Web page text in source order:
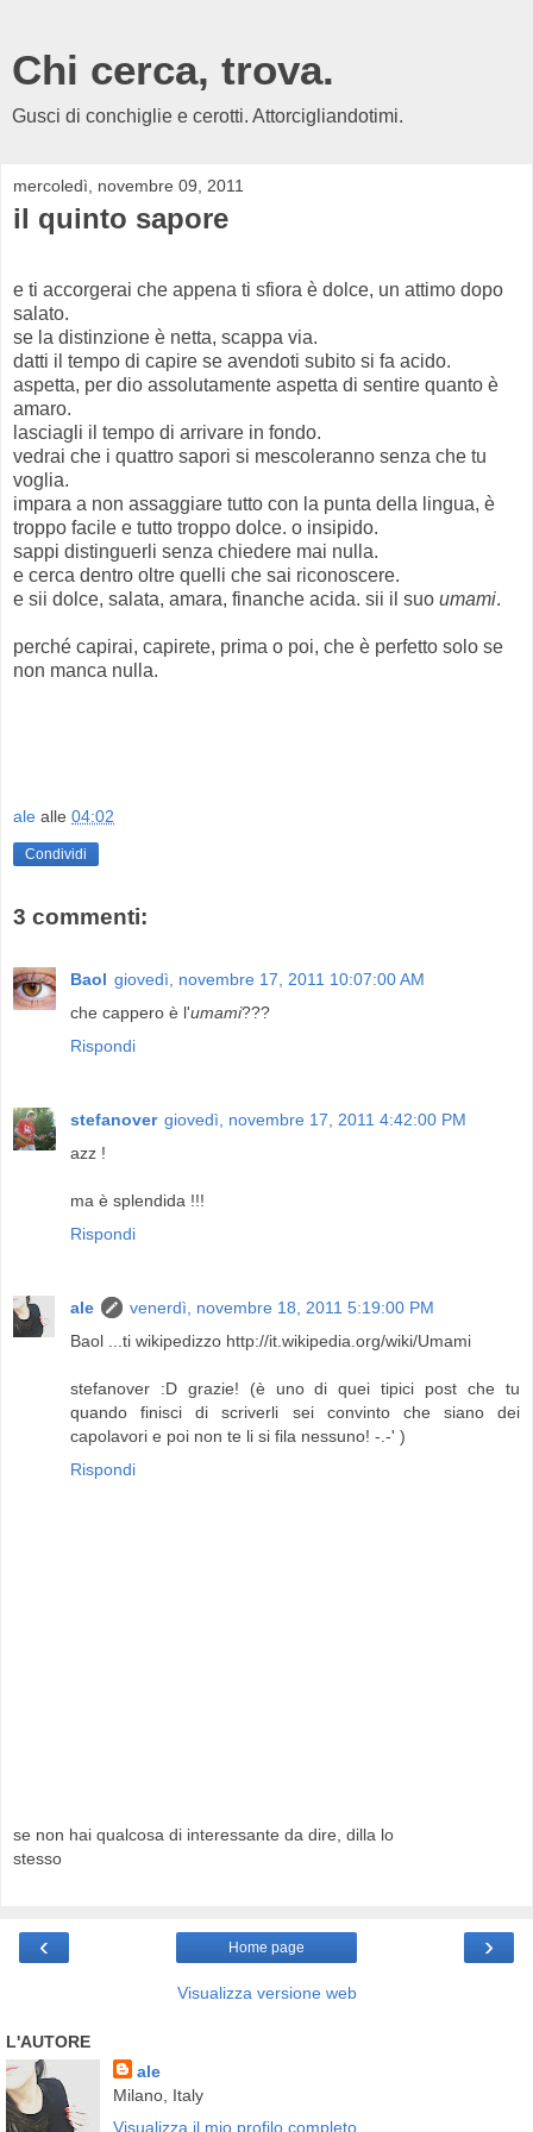
Chi cerca, trova.
Gusci di conchiglie e cerotti. Attorcigliandotimi.
mercoledì, novembre 09, 2011
il quinto sapore
e ti accorgerai che appena ti sfiora è dolce, un attimo dopo
salato.
se la distinzione è netta, scappa via.
datti il tempo di capire se avendoti subito si fa acido.
aspetta, per dio assolutamente aspetta di sentire quanto è
amaro.
lasciagli il tempo di arrivare in fondo.
vedrai che i quattro sapori si mescoleranno senza che tu
voglia.
impara a non assaggiare tutto con la punta della lingua, è
troppo facile e tutto troppo dolce. o insipido.
sappi distinguerli senza chiedere mai nulla.
e cerca dentro oltre quelli che sai riconoscere.
e sii dolce, salata, amara, finanche acida. sii il suo umami.
perché capirai, capirete, prima o poi, che è perfetto solo se
non manca nulla.
ale alle 04:02
Condividi
3 commenti:
Baol giovedì, novembre 17, 2011 10:07:00 AM
che cappero è l'umami???
Rispondi
stefanover giovedì, novembre 17, 2011 4:42:00 PM
azz !
ma è splendida !!!
Rispondi
ale
venerdì, novembre 18, 2011 5:19:00 PM
Baol ...ti wikipedizzo http://it.wikipedia.org/wiki/Umami
stefanover :D grazie! (è uno di quei tipici post che tu
quando finisci di scriverli sei convinto che siano dei
capolavori e poi non te li si fila nessuno! -.-' )
Rispondi
se non hai qualcosa di interessante da dire, dilla lo
stesso
‹ ›
Home page
Visualizza versione web
L'AUTORE
ale
Milano, Italy
Visualizza il mio profilo completo